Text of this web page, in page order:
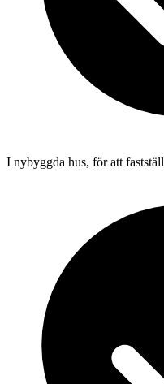
I nybyggda hus, för att